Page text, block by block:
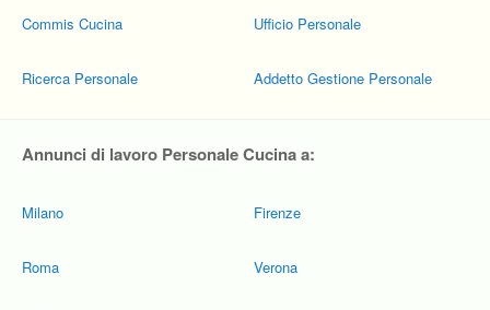
Commis Cucina
Ricerca Personale
Ufficio Personale
Addetto Gestione Personale
Annunci di lavoro Personale Cucina a:
Milano
Roma
Firenze
Verona